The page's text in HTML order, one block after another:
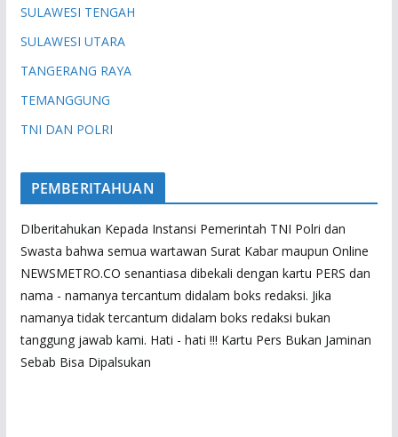
SULAWESI TENGAH
SULAWESI UTARA
TANGERANG RAYA
TEMANGGUNG
TNI DAN POLRI
PEMBERITAHUAN
DIberitahukan Kepada Instansi Pemerintah TNI Polri dan
Swasta bahwa semua wartawan Surat Kabar maupun Online
NEWSMETRO.CO senantiasa dibekali dengan kartu PERS dan
nama - namanya tercantum didalam boks redaksi. Jika
namanya tidak tercantum didalam boks redaksi bukan
tanggung jawab kami. Hati - hati !!! Kartu Pers Bukan Jaminan
Sebab Bisa Dipalsukan